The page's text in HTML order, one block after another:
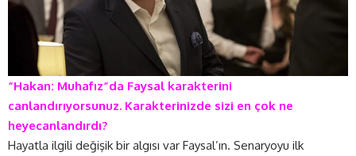
“Hakan: Muhafız”da Faysal karakterini
canlandırıyorsunuz. Karakterinizde sizi en çok ne
heyecanlandırdı?
Hayatla ilgili değişik bir algısı var Faysal’ın. Senaryoyu ilk